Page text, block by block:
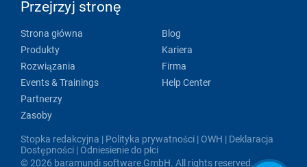
Przejrzyj stronę
Strona główna
Produkty
Rozwiązania
Events & Trainings
Partnerzy
Zasoby
Blog
Kariera
Firma
Help Center
Stopka redakcyjna | Polityka prywatności | OWH | Deklaracja
Dostępności | Odniesienie do płci
© 2026 baramundi software GmbH. All rights reserved.